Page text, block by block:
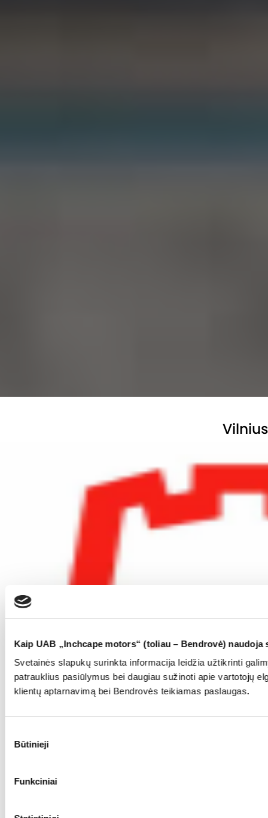
Kaip UAB „Inchcape motors“ (toliau – Bendrovė) naudoja
Svetainės slapukų surinkta informacija leidžia užtikrinti
patrauklius pasiūlymus bei daugiau sužinoti apie vartotojų
klientų aptarnavimą bei Bendrovės teikiamas paslaugas.
pasirinkimas
Būtinieji
Funkciniai